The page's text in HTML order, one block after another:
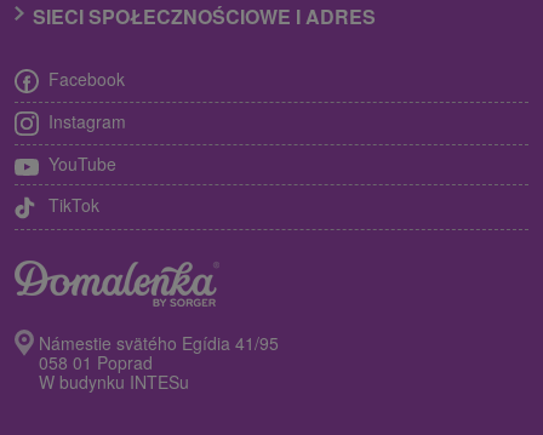
SIECI SPOŁECZNOŚCIOWE I ADRES
Facebook
Instagram
YouTube
TikTok
Námestie svätého Egídia 41/95
058 01 Poprad
W budynku INTESu